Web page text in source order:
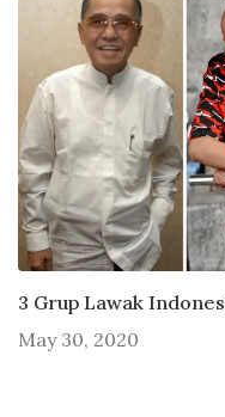
3 Grup Lawak
May 30, 2020